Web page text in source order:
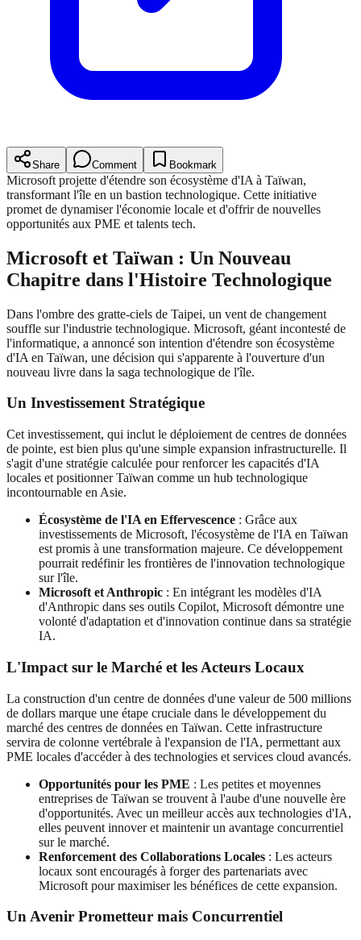
Share Comment Bookmark
Microsoft projette d'étendre son écosystème d'IA à Taïwan,
transformant l'île en un bastion technologique. Cette initiative
promet de dynamiser l'économie locale et d'offrir de nouvelles
opportunités aux PME et talents tech.
Microsoft et Taïwan : Un Nouveau
Chapitre dans l'Histoire Technologique
Dans l'ombre des gratte-ciels de Taipei, un vent de changement
souffle sur l'industrie technologique. Microsoft, géant incontesté de
l'informatique, a annoncé son intention d'étendre son écosystème
d'IA en Taïwan, une décision qui s'apparente à l'ouverture d'un
nouveau livre dans la saga technologique de l'île.
Un Investissement Stratégique
Cet investissement, qui inclut le déploiement de centres de données
de pointe, est bien plus qu'une simple expansion infrastructurelle. Il
s'agit d'une stratégie calculée pour renforcer les capacités d'IA
locales et positionner Taïwan comme un hub technologique
incontournable en Asie.
Écosystème de l'IA en Effervescence : Grâce aux
investissements de Microsoft, l'écosystème de l'IA en Taïwan
est promis à une transformation majeure. Ce développement
pourrait redéfinir les frontières de l'innovation technologique
sur l'île.
Microsoft et Anthropic : En intégrant les modèles d'IA
d'Anthropic dans ses outils Copilot, Microsoft démontre une
volonté d'adaptation et d'innovation continue dans sa stratégie
IA.
L'Impact sur le Marché et les Acteurs Locaux
La construction d'un centre de données d'une valeur de 500 millions
de dollars marque une étape cruciale dans le développement du
marché des centres de données en Taïwan. Cette infrastructure
servira de colonne vertébrale à l'expansion de l'IA, permettant aux
PME locales d'accéder à des technologies et services cloud avancés.
Opportunités pour les PME : Les petites et moyennes
entreprises de Taïwan se trouvent à l'aube d'une nouvelle ère
d'opportunités. Avec un meilleur accès aux technologies d'IA,
elles peuvent innover et maintenir un avantage concurrentiel
sur le marché.
Renforcement des Collaborations Locales : Les acteurs
locaux sont encouragés à forger des partenariats avec
Microsoft pour maximiser les bénéfices de cette expansion.
Un Avenir Prometteur mais Concurrentiel